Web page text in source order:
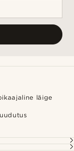
läige